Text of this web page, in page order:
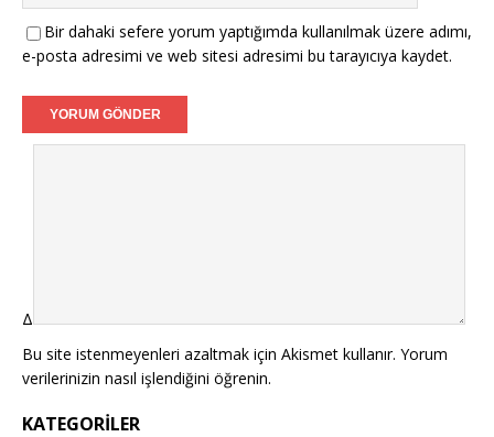
Bir dahaki sefere yorum yaptığımda kullanılmak üzere adımı,
e-posta adresimi ve web sitesi adresimi bu tarayıcıya kaydet.
Δ
Bu site istenmeyenleri azaltmak için Akismet kullanır. Yorum
verilerinizin nasıl işlendiğini öğrenin.
KATEGORILER